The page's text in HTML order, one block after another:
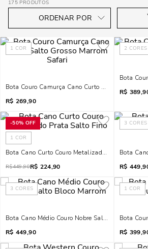
175 PRODUTOS
1 COR
R$ 269,90
2 CORES
Bota
R$
-50% OFF
1 COR
Bota Cano Curto Couro Metalizado Prata Salto
R$449,90R$ 224,90
3 CORES
Bota
R$
3 CORES
Bota Cano Médio Couro Nobre Salto Bloco
R$ 449,90
1 COR
Bota
R$